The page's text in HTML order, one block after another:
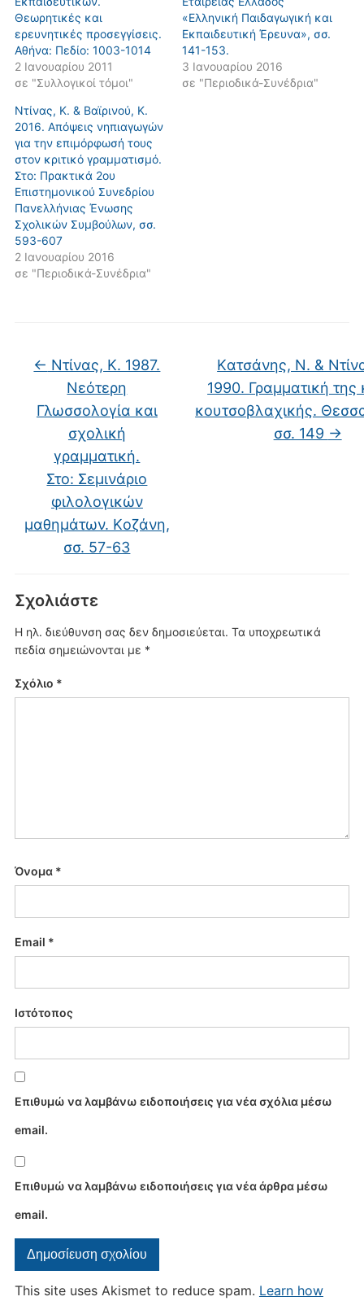
Θεωρητικές και
ερευνητικές προσεγγίσεις.
Αθήνα: Πεδίο: 1003-1014
2 Ιανουαρίου 2011
σε "Συλλογικοί τόμοι"
«Ελληνική Παιδαγωγική και
Εκπαιδευτική Έρευνα», σσ.
141-153.
3 Ιανουαρίου 2016
σε "Περιοδικά-Συνέδρια"
Ντίνας, Κ. & Βαϊρινού, Κ.
2016. Απόψεις νηπιαγωγών
για την επιμόρφωσή τους
στον κριτικό γραμματισμό.
Στο: Πρακτικά 2ου
Επιστημονικού Συνεδρίου
Πανελλήνιας Ένωσης
Σχολικών Συμβούλων, σσ.
593-607
2 Ιανουαρίου 2016
σε "Περιοδικά-Συνέδρια"
← Ντίνας, Κ. 1987.
Nεότερη
Γλωσσολογία και
σχολική
γραμματική.
Στο: Σεμινάριο
φιλολογικών
μαθημάτων. Kοζάνη,
σσ. 57-63
Kατσάνης, Ν. &
1990. Γραμματική της
κουτσοβλαχικής.
σσ. 149 →
Σχολιάστε
Η ηλ. διεύθυνση σας δεν δημοσιεύεται. Τα υποχρεωτικά
πεδία σημειώνονται με *
Σχόλιο *
Όνομα *
Email *
Ιστότοπος
Επιθυμώ να λαμβάνω ειδοποιήσεις για νέα σχόλια μέσω
email.
Επιθυμώ να λαμβάνω ειδοποιήσεις για νέα άρθρα μέσω
email.
This site uses Akismet to reduce spam. Learn how